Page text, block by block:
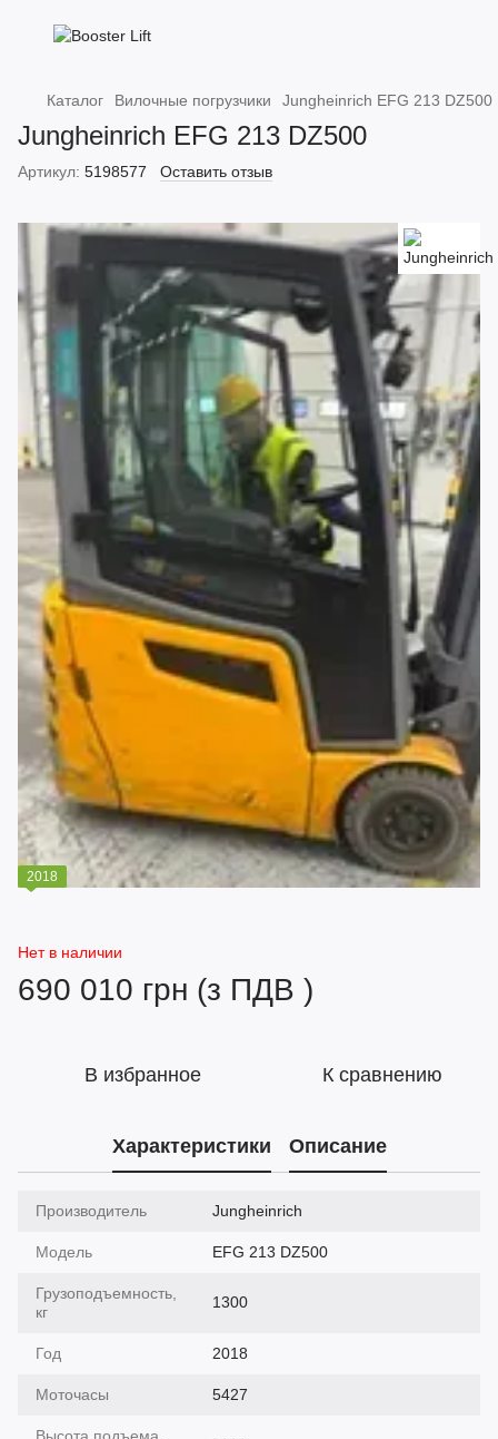
Каталог Вилочные погрузчики Jungheinrich EFG 213 DZ500
Jungheinrich EFG 213 DZ500
Артикул: 5198577 Оставить отзыв
2018
Нет в наличии
690 010 грн (з ПДВ )
В избранное К сравнению
Характеристики Описание
Производитель Jungheinrich
Модель EFG 213 DZ500
Грузоподъемность,
кг
1300
Год 2018
Моточасы 5427